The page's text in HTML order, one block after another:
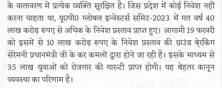
के वातावरण में प्रत्येक व्यक्ति सुरक्षित है। जिस प्रदेश में कोई निवेश नहीं
करना चाहता था, यू0पी0 ग्लोबल इन्वेस्टर्स समिट-2023 में गत वर्ष 40
लाख करोड़ रुपए से अधिक के निवेश प्रस्ताव प्राप्त हुए। आगामी 19 फरवरी
को इसमें से 10 लाख करोड़ रुपए के निवेश प्रस्ताव की ग्राउंड बे्रकिंग
सेरेमनी प्रधानमंत्री जी के कर कमलों द्वारा होने जा रही है। इसके माध्यम से
35 लाख युवाओं को रोजगार की गारन्टी प्राप्त होगी। यह बेहतर कानून
व्यवस्था का परिणाम है।